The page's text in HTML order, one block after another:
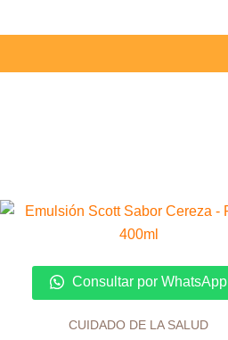
Consultar por WhatsApp
CUIDADO DE LA SALUD